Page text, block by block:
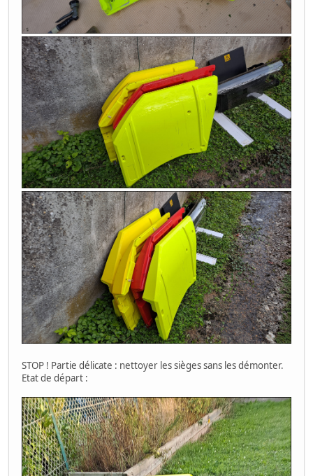
STOP ! Partie délicate : nettoyer les sièges sans les démonter.
Etat de départ :